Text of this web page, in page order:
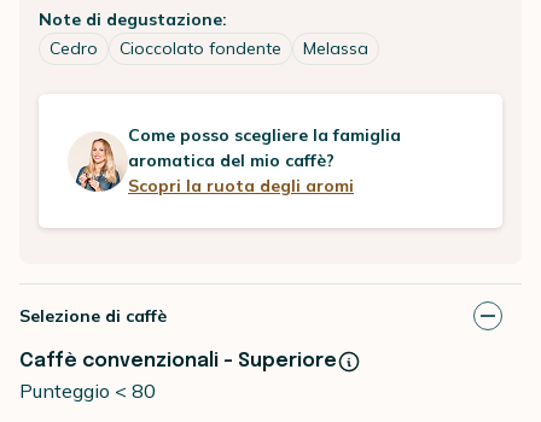
Note di degustazione:
Cedro
Cioccolato fondente Melassa
Come posso scegliere la famiglia
aromatica del mio caffè?
Scopri la ruota degli aromi
Selezione di caffè
Caffè convenzionali - Superiore
Punteggio < 80